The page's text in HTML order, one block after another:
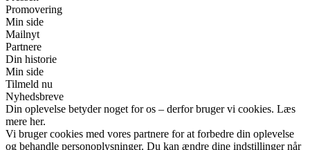
Promovering
Min side
Mailnyt
Partnere
Din historie
Min side
Tilmeld nu
Nyhedsbreve
Din oplevelse betyder noget for os – derfor bruger vi cookies. Læs
mere her.
Vi bruger cookies med vores partnere for at forbedre din oplevelse
og behandle personoplysninger. Du kan ændre dine indstillinger når